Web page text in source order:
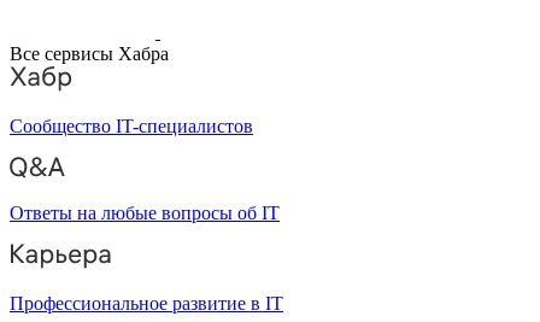
Все сервисы Хабра
Сообщество IT-специалистов
Ответы на любые вопросы об IT
Профессиональное развитие в IT